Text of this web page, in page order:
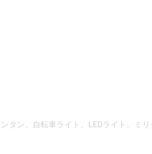
タン、自転車ライト、LEDライト、ミ